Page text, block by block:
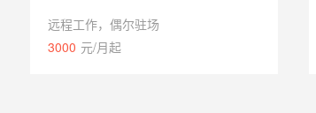
远程工作，偶尔驻场
3000 元/月起